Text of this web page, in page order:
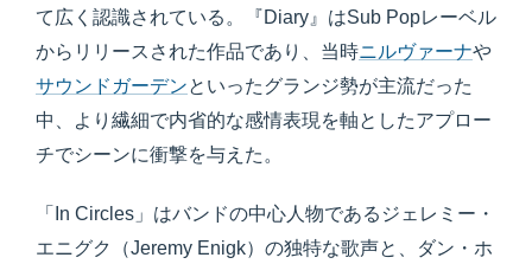
て広く認識されている。『Diary』はSub Popレーベル
からリリースされた作品であり、当時ニルヴァーナや
サウンドガーデンといったグランジ勢が主流だった
中、より繊細で内省的な感情表現を軸としたアプロー
チでシーンに衝撃を与えた。
「In Circles」はバンドの中心人物であるジェレミー・
エニグク（Jeremy Enigk）の独特な歌声と、ダン・ホ